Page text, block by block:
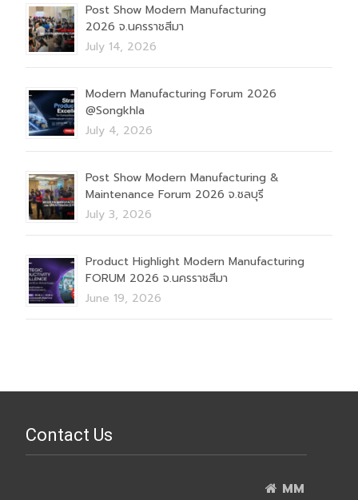
Post Show Modern Manufacturing
2026 จ.นครราชสีมา
July 14, 2026
Modern Manufacturing Forum 2026
@Songkhla
July 4, 2026
Post Show Modern Manufacturing &
Maintenance Forum 2026 จ.ชลบุรี
July 3, 2026
Product Highlight Modern Manufacturing
FORUM 2026 จ.นครราชสีมา
June 19, 2026
Contact Us
MM